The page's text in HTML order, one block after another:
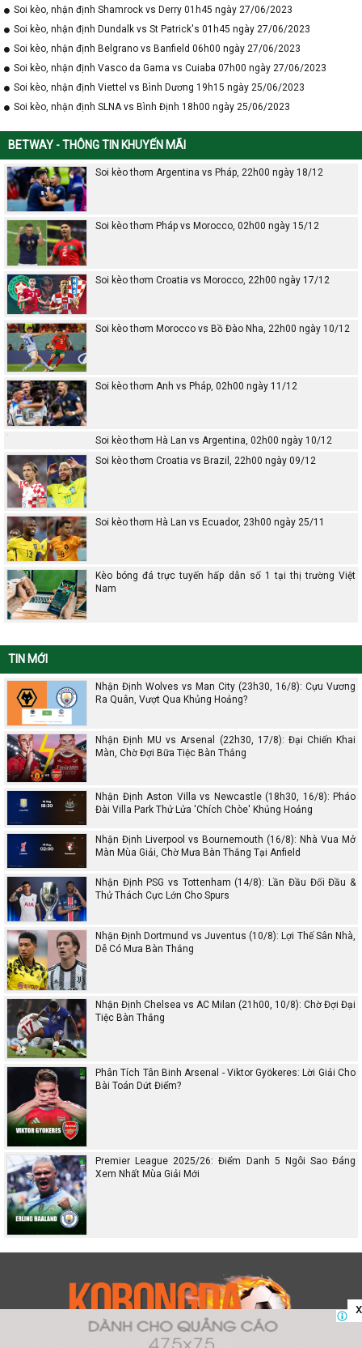
Soi kèo, nhận định Shamrock vs Derry 01h45 ngày 27/06/2023
Soi kèo, nhận định Dundalk vs St Patrick's 01h45 ngày 27/06/2023
Soi kèo, nhận định Belgrano vs Banfield 06h00 ngày 27/06/2023
Soi kèo, nhận định Vasco da Gama vs Cuiaba 07h00 ngày 27/06/2023
Soi kèo, nhận định Viettel vs Bình Dương 19h15 ngày 25/06/2023
Soi kèo, nhận định SLNA vs Bình Định 18h00 ngày 25/06/2023
BETWAY - THÔNG TIN KHUYẾN MÃI
Soi kèo thơm Argentina vs Pháp, 22h00 ngày 18/12
Soi kèo thơm Pháp vs Morocco, 02h00 ngày 15/12
Soi kèo thơm Croatia vs Morocco, 22h00 ngày 17/12
Soi kèo thơm Morocco vs Bồ Đào Nha, 22h00 ngày 10/12
Soi kèo thơm Anh vs Pháp, 02h00 ngày 11/12
Soi kèo thơm Hà Lan vs Argentina, 02h00 ngày 10/12
Soi kèo thơm Croatia vs Brazil, 22h00 ngày 09/12
Soi kèo thơm Hà Lan vs Ecuador, 23h00 ngày 25/11
Kèo bóng đá trực tuyến hấp dẫn số 1 tại thị trường Việt
Nam
TIN MỚI
Nhận Định Wolves vs Man City (23h30, 16/8): Cựu Vương
Ra Quân, Vượt Qua Khủng Hoảng?
Nhận Định MU vs Arsenal (22h30, 17/8): Đại Chiến Khai
Màn, Chờ Đợi Bữa Tiệc Bàn Thắng
Nhận Định Aston Villa vs Newcastle (18h30, 16/8): Pháo
Đài Villa Park Thử Lửa 'Chích Chòe' Khủng Hoảng
Nhận Định Liverpool vs Bournemouth (16/8): Nhà Vua Mở
Màn Mùa Giải, Chờ Mưa Bàn Thắng Tại Anfield
Nhận Định PSG vs Tottenham (14/8): Lần Đầu Đối Đầu &
Thử Thách Cực Lớn Cho Spurs
Nhận Định Dortmund vs Juventus (10/8): Lợi Thế Sân Nhà,
Dễ Có Mưa Bàn Thắng
Nhận Định Chelsea vs AC Milan (21h00, 10/8): Chờ Đợi Đại
Tiệc Bàn Thắng
Phân Tích Tân Binh Arsenal - Viktor Gyökeres: Lời Giải Cho
Bài Toán Dứt Điểm?
Premier League 2025/26: Điểm Danh 5 Ngôi Sao Đáng
Xem Nhất Mùa Giải Mới
x